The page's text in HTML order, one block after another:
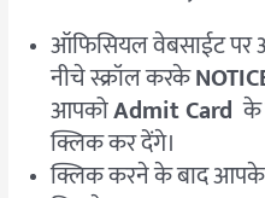
ऑफिसियल वेबसाईट
नीचे स्क्रॉल करके
आपकोAdmit Card के
क्लिक कर देंगे।
क्लिक करने के बाद